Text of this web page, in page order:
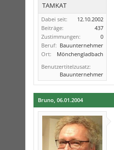
TAMKAT
Dabei seit:
12.10.2002
Beiträge:
437
Zustimmungen:
0
Beruf: Bauunternehmer
Ort:
Mönchengladbach
Benutzertitelzusatz:
Bauunternehmer
Bruno, 06.01.2004